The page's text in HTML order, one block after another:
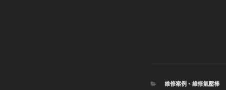
分
維修案例 、 維修氣壓棒